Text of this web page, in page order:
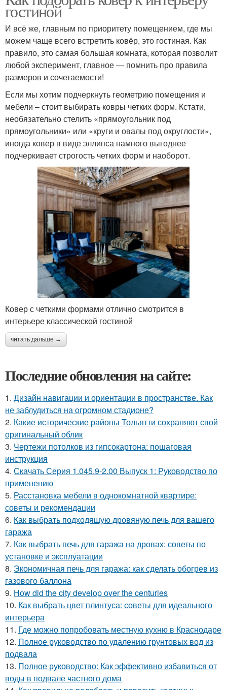
гостиной
И всё же, главным по приоритету помещением, где мы
можем чаще всего встретить ковёр, это гостиная. Как
правило, это самая большая комната, которая позволит
любой эксперимент, главное — помнить про правила
размеров и сочетаемости!
Если мы хотим подчеркнуть геометрию помещения и
мебели – стоит выбирать ковры четких форм. Кстати,
необязательно стелить «прямоугольник под
прямоугольники» или «круги и овалы под округлости»,
иногда ковер в виде эллипса намного выгоднее
подчеркивает строгость четких форм и наоборот.
Ковер с четкими формами отлично смотрится в
интерьере классической гостиной
читать дальше →
Последние обновления на сайте:
1. Дизайн навигации и ориентации в пространстве. Как
не заблудиться на огромном стадионе?
2. Какие исторические районы Тольятти сохраняют свой
оригинальный облик
3. Чертежи потолков из гипсокартона: пошаговая
инструкция
4. Скачать Серия 1.045.9-2.00 Выпуск 1: Руководство по
применению
5. Расстановка мебели в однокомнатной квартире:
советы и рекомендации
6. Как выбрать подходящую дровяную печь для вашего
гаража
7. Как выбрать печь для гаража на дровах: советы по
установке и эксплуатации
8. Экономичная печь для гаража: как сделать обогрев из
газового баллона
9. How did the city develop over the centuries
10. Как выбрать цвет плинтуса: советы для идеального
интерьера
11. Где можно попробовать местную кухню в Краснодаре
12. Полное руководство по удалению грунтовых вод из
подвала
13. Полное руководство: Как эффективно избавиться от
воды в подвале частного дома